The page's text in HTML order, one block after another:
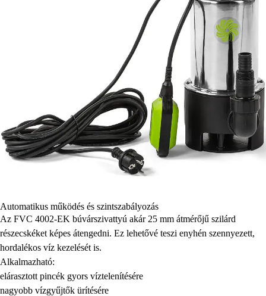
Automatikus működés és szintszabályozás
Az FVC 4002-EK búvárszivattyú akár 25 mm átmérőjű szilárd
részecskéket képes átengedni. Ez lehetővé teszi enyhén szennyezett,
hordalékos víz kezelését is.
Alkalmazható:
elárasztott pincék gyors víztelenítésére
nagyobb vízgyűjtők ürítésére